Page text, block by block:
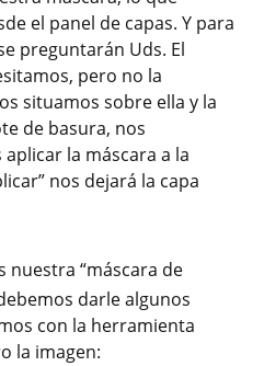
el panel de capas. Y para
preguntarán Uds. El
pero no la
situamos sobre ella y la
de basura, nos
la máscara a la
nos dejará la capa
nuestra “máscara de
darle algunos
con la herramienta
la imagen: